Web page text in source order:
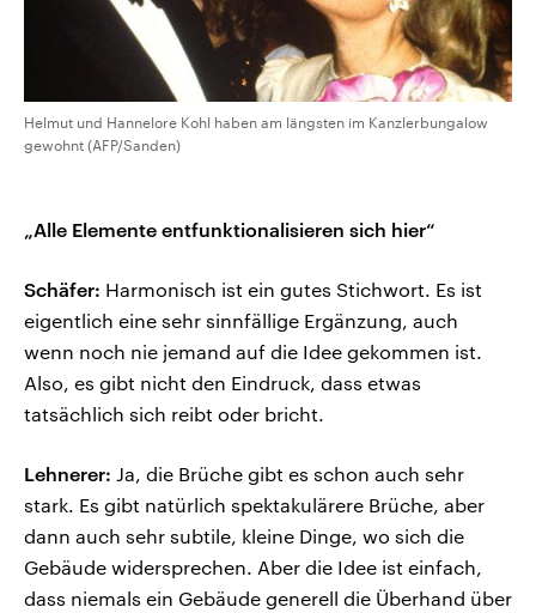
Helmut und Hannelore Kohl haben am längsten im Kanzlerbungalow
gewohnt (AFP/Sanden)
„Alle Elemente entfunktionalisieren sich hier“
Schäfer: Harmonisch ist ein gutes Stichwort. Es ist
eigentlich eine sehr sinnfällige Ergänzung, auch
wenn noch nie jemand auf die Idee gekommen ist.
Also, es gibt nicht den Eindruck, dass etwas
tatsächlich sich reibt oder bricht.
Lehnerer: Ja, die Brüche gibt es schon auch sehr
stark. Es gibt natürlich spektakulärere Brüche, aber
dann auch sehr subtile, kleine Dinge, wo sich die
Gebäude widersprechen. Aber die Idee ist einfach,
dass niemals ein Gebäude generell die Überhand über